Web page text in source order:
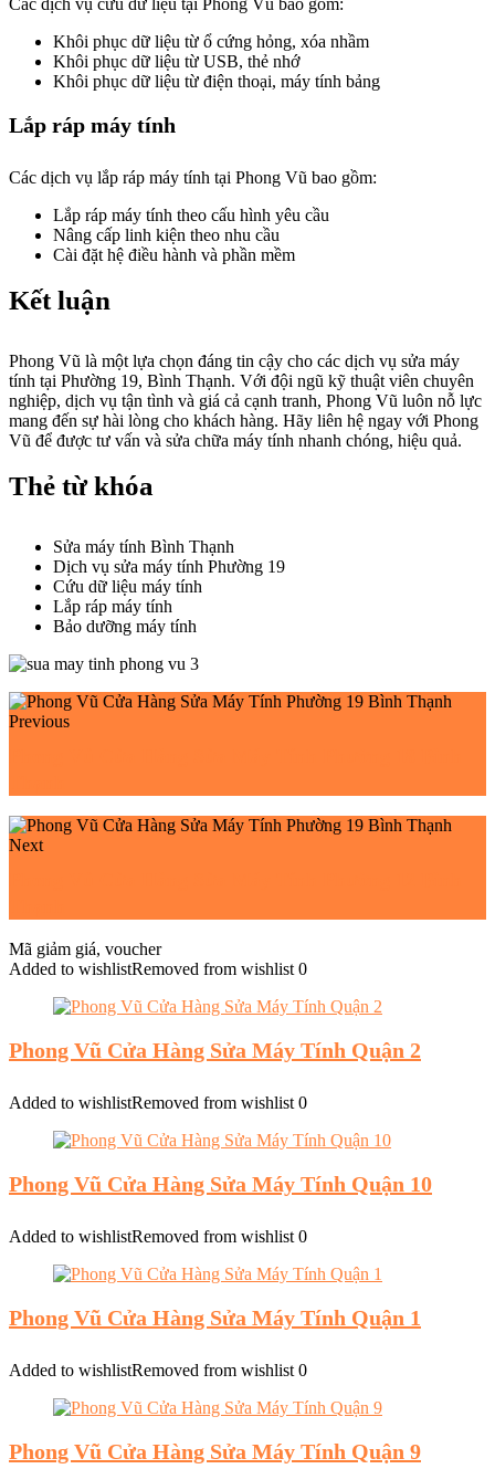
Các dịch vụ cứu dữ liệu tại Phong Vũ bao gồm:
Khôi phục dữ liệu từ ổ cứng hỏng, xóa nhầm
Khôi phục dữ liệu từ USB, thẻ nhớ
Khôi phục dữ liệu từ điện thoại, máy tính bảng
Lắp ráp máy tính
Các dịch vụ lắp ráp máy tính tại Phong Vũ bao gồm:
Lắp ráp máy tính theo cấu hình yêu cầu
Nâng cấp linh kiện theo nhu cầu
Cài đặt hệ điều hành và phần mềm
Kết luận
Phong Vũ là một lựa chọn đáng tin cậy cho các dịch vụ sửa máy
tính tại Phường 19, Bình Thạnh. Với đội ngũ kỹ thuật viên chuyên
nghiệp, dịch vụ tận tình và giá cả cạnh tranh, Phong Vũ luôn nỗ lực
mang đến sự hài lòng cho khách hàng. Hãy liên hệ ngay với Phong
Vũ để được tư vấn và sửa chữa máy tính nhanh chóng, hiệu quả.
Thẻ từ khóa
Sửa máy tính Bình Thạnh
Dịch vụ sửa máy tính Phường 19
Cứu dữ liệu máy tính
Lắp ráp máy tính
Bảo dưỡng máy tính
Previous
Next
Mã giảm giá, voucher
Added to wishlistRemoved from wishlist 0
Phong Vũ Cửa Hàng Sửa Máy Tính Quận 2
Added to wishlistRemoved from wishlist 0
Phong Vũ Cửa Hàng Sửa Máy Tính Quận 10
Added to wishlistRemoved from wishlist 0
Phong Vũ Cửa Hàng Sửa Máy Tính Quận 1
Added to wishlistRemoved from wishlist 0
Phong Vũ Cửa Hàng Sửa Máy Tính Quận 9